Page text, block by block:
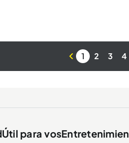
1 2 3 4
Útil para vos